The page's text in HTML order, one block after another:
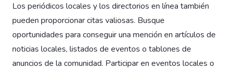
Los periódicos locales y los directorios en línea también
pueden proporcionar citas valiosas. Busque
oportunidades para conseguir una mención en artículos de
noticias locales, listados de eventos o tablones de
anuncios de la comunidad. Participar en eventos locales o